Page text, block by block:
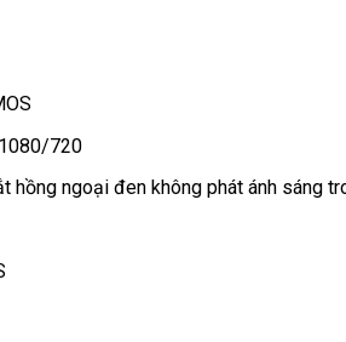
720
hồng ngoại đen không phát ánh sáng